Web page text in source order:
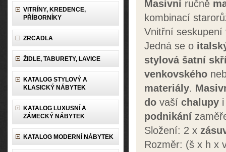
VITRÍNY, KREDENCE,
PŘÍBORNÍKY
ZRCADLA
ŽIDLE, TABURETY, LAVICE
KATALOG STYLOVÝ A
KLASICKÝ NÁBYTEK
KATALOG LUXUSNÍ A
ZÁMECKÝ NÁBYTEK
KATALOG MODERNÍ NÁBYTEK
Masivní ručně
kombinací
Vnitřní
Jedná se o
stylová šatní
venkovského
materiály.
do vaší chalupy
podnikání
Složení: 2 x
Rozměr: (š x h x